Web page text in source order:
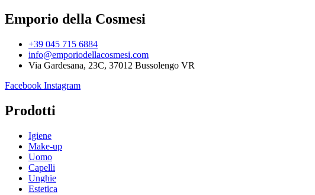
Emporio della Cosmesi
+39 045 715 6884
info@emporiodellacosmesi.com
Via Gardesana, 23C, 37012 Bussolengo VR
Facebook Instagram
Prodotti
Igiene
Make-up
Uomo
Capelli
Unghie
Estetica